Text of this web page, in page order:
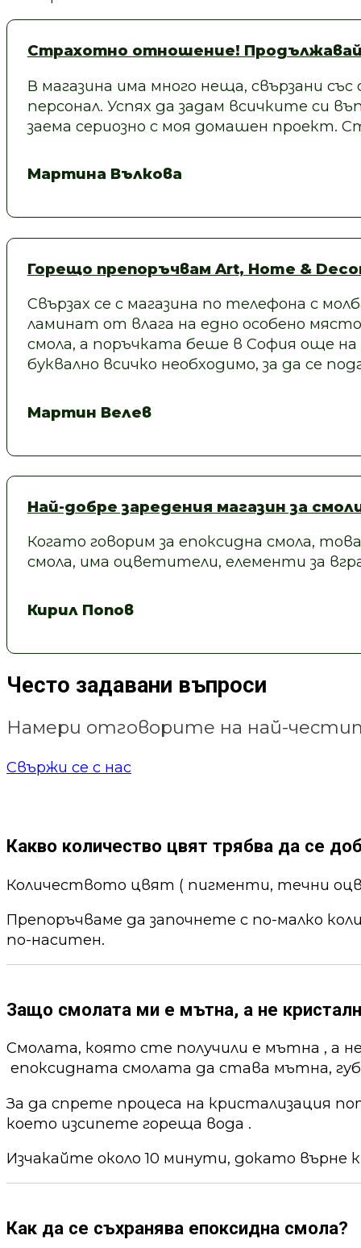
Страхотно отношение!
В магазина има много неща, свързани
персонал. Успях да задам всичките си
заема сериозно с моя домашен
Мартина Вълкова
Горещо препоръчвам Art, Home &
Свързах се с магазина по телефона с
ламинат от влага на едно особено
смола, а поръчката беше в София още
буквално всичко необходимо, за да се
Мартин Велев
Най-добре заредения магазин за
Когато говорим за епоксидна смола,
смола, има оцветители, елементи за
Кирил Попов
Често задавани въпроси
Намери отговорите на най-
Свържи се с нас
Какво количество цвят трябва да се
Количеството цвят ( пигменти, течни
Препоръчваме да започнете с по-малко
по-наситен.
Защо смолата ми е мътна, а не
Смолата, която сте получили е мътна , а
епоксидната смолата да става мътна,
За да спрете процеса на кристализация
което изсипете гореща вода .
Изчакайте около 10 минути, докато върне
Как да се съхранява епоксидна смола?